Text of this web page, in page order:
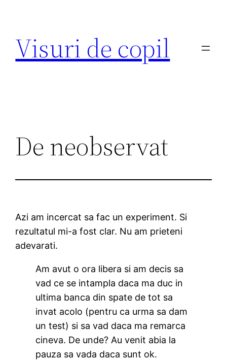
conținut
Visuri de copil
De neobservat
Azi am incercat sa fac un experiment. Si
rezultatul mi-a fost clar. Nu am prieteni
adevarati.
Am avut o ora libera si am decis sa
vad ce se intampla daca ma duc in
ultima banca din spate de tot sa
invat acolo (pentru ca urma sa dam
un test) si sa vad daca ma remarca
cineva. De unde? Au venit abia la
pauza sa vada daca sunt ok.